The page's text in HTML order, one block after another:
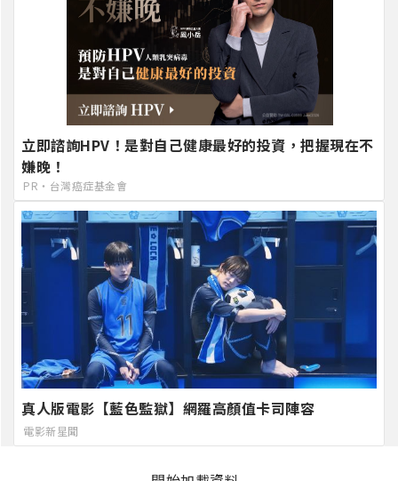
立即諮詢HPV！是對自己健康最好的投資，把握現在不
嫌晚！
PR・台灣癌症基金會
真人版電影【藍色監獄】網羅高顏值卡司陣容
電影新星聞